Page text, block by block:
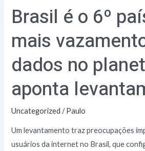
Brasil é o 6º
mais
dados no
aponta
Uncategorized /Paulo
Um levantamento traz preocupações
usuários da internet no Brasil, que
planeta,
levantamento